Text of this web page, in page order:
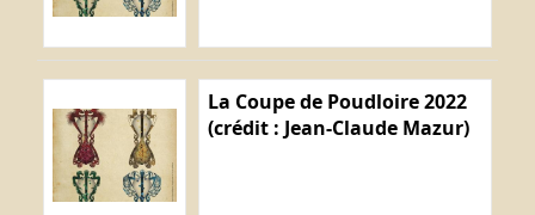
La Coupe de Poudloire 2022
(crédit : Jean-Claude Mazur)